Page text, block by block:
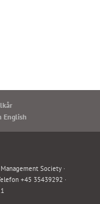
English
Society ·
+45 35439292 ·